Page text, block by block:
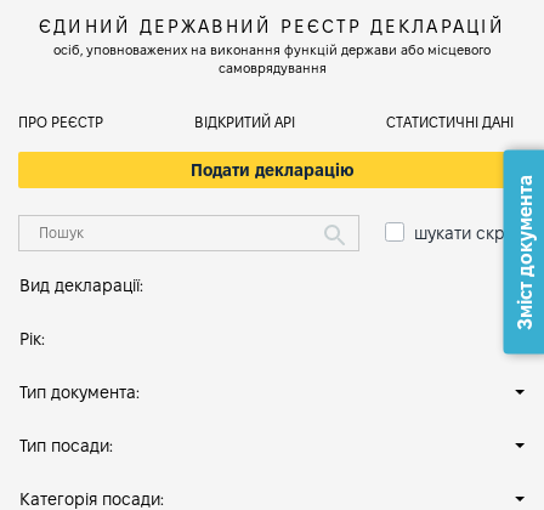
ЄДИНИЙ ДЕРЖАВНИЙ РЕЄСТР ДЕКЛАРАЦІЙ
осіб, уповноважених на виконання функцій держави або місцевого
самоврядування
ПРО РЕЄСТР ВІДКРИТИЙ АРІ СТАТИСТИЧНІ ДАНІ
Подати декларацію
шукати скрізь
Вид декларації:
Рік:
Тип документа:
Тип посади:
Категорія посади:
Зміст документа